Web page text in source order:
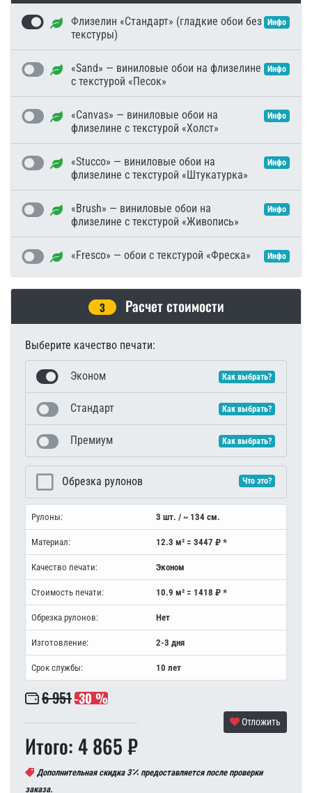
Флизелин «Стандарт» (гладкие обои без
текстуры)
Инфо
«Sand» — виниловые обои на флизелине
с текстурой «Песок»
Инфо
«Canvas» — виниловые обои на
флизелине с текстурой «Холст»
Инфо
«Stucco» — виниловые обои на
флизелине с текстурой «Штукатурка»
Инфо
«Brush» — виниловые обои на
флизелине с текстурой «Живопись»
Инфо
«Fresco» — обои с текстурой «Фреска» Инфо
3 Расчет стоимости
Выберите качество печати:
Эконом Как выбрать?
Стандарт Как выбрать?
Премиум Как выбрать?
Обрезка рулонов Что это?
Рулоны: 3 шт. / ~ 134 см.
Материал: 12.3 м² = 3447 ₽ *
Качество печати: Эконом
Стоимость печати: 10.9 м² = 1418 ₽ *
Обрезка рулонов: Нет
Изготовление: 2-3 дня
Срок службы: 10 лет
6 951-30 %
Итого: 4 865 ₽
Отложить
Дополнительная скидка 3
предоставляется после проверки
заказа.